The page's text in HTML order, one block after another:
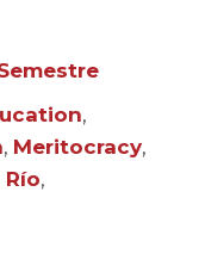
,
, Meritocracy,
,